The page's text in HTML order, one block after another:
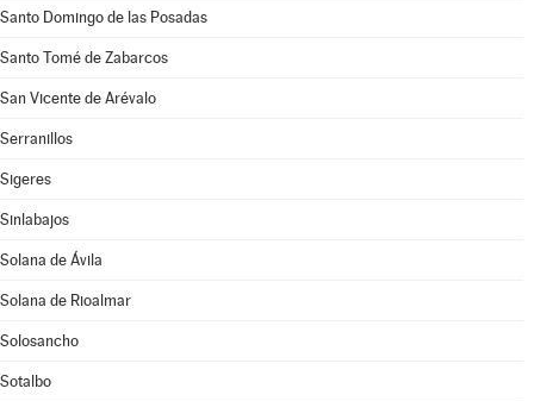
Santo Domingo de las Posadas
Santo Tomé de Zabarcos
San Vicente de Arévalo
Serranillos
Sigeres
Sinlabajos
Solana de Ávila
Solana de Rioalmar
Solosancho
Sotalbo